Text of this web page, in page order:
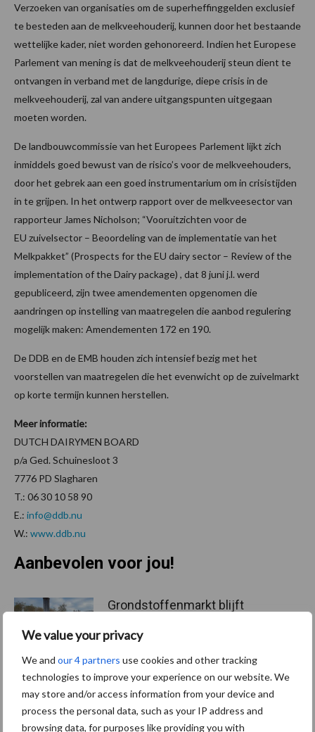
We value your privacy
We and our 4 partners use cookies and other tracking
technologies to improve your experience on our website. We
may store and/or access information from your device and
process the personal data, such as your IP address and
browsing data, for purposes like providing you with
Verzoeken van organisaties om de superheffinggelden exclusief
te besteden aan de melkveehouderij, kunnen door het bestaande
wettelijke kader, niet worden gehonoreerd. Indien het Europese
Parlement van mening is dat de melkveehouderij steun dient te
ontvangen in verband met de langdurige, diepe crisis in de
melkveehouderij, zal van andere uitgangspunten uitgegaan
moeten worden.
De landbouwcommissie van het Europees Parlement lijkt zich
inmiddels goed bewust van de risico’s voor de melkveehouders,
door het gebrek aan een goed instrumentarium om in crisistijden
in te grijpen. In het ontwerp rapport over de melkveesector van
rapporteur James Nicholson; “Vooruitzichten voor de
EU zuivelsector – Beoordeling van de implementatie van het
Melkpakket” (Prospects for the EU dairy sector – Review of the
implementation of the Dairy package) , dat 8 juni j.l. werd
gepubliceerd, zijn twee amendementen opgenomen die
aandringen op instelling van maatregelen die aanbod regulering
mogelijk maken: Amendementen 172 en 190.
De DDB en de EMB houden zich intensief bezig met het
voorstellen van maatregelen die het evenwicht op de zuivelmarkt
op korte termijn kunnen herstellen.
Meer informatie:
DUTCH DAIRYMEN BOARD
p/a Ged. Schuinesloot 3
7776 PD Slagharen
T.: 06 30 10 58 90
E.: info@ddb.nu
W.: www.ddb.nu
Aanbevolen voor jou!
Grondstoffenmarkt blijft
geopolitiek houden handel
De speenhuid: een vaak
onderschatte risicofactor